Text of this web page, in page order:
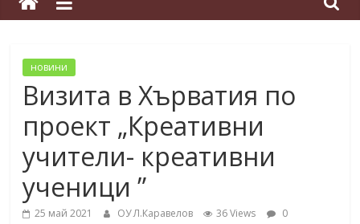
новини
Визита в Хърватия по
проект „Креативни
учители- креативни
ученици ”
25 май 2021 ОУ Л.Каравелов 36 Views
0